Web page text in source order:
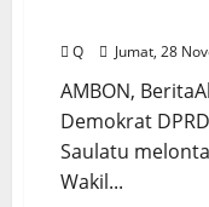
Q Jumat, 28
AMBON,
Demokrat
Saulatu
Wakil...